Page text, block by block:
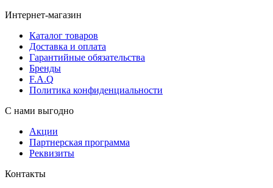
Интернет-магазин
Каталог товаров
Доставка и оплата
Гарантийные обязательства
Бренды
F.A.Q
Политика конфиденциальности
С нами выгодно
Акции
Партнерская программа
Реквизиты
Контакты